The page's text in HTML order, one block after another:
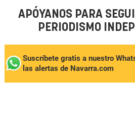
APÓYANOS PARA
PERIODISMO
Suscríbete gratis a nuestro
las alertas de Navarra.com